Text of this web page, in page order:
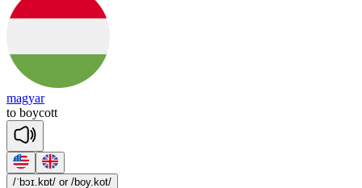
magyar
to boycott
/ˈbɔɪ.kɒt/ or /boy.kot/